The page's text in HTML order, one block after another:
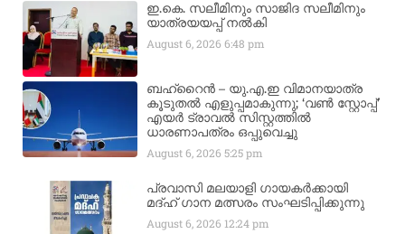
ഇ.കെ. സലീമിനും സാജിദ സലീമിനും
യാത്രയയപ്പ് നൽകി
August 6, 20266:48 pm
ബഹ്‌റൈൻ – യു.എ.ഇ വിമാനയാത്ര
കൂടുതൽ എളുപ്പമാകുന്നു; ‘വൺ സ്റ്റോപ്പ്’
എയർ ട്രാവൽ സിസ്റ്റത്തിൽ
ധാരണാപത്രം ഒപ്പുവെച്ചു
August 6, 20265:25 pm
പ്രവാസി മലയാളി ഗായകർക്കായി
മദ്ഹ് ഗാന മത്സരം സംഘടിപ്പിക്കുന്നു
August 6, 2026 12:24 pm